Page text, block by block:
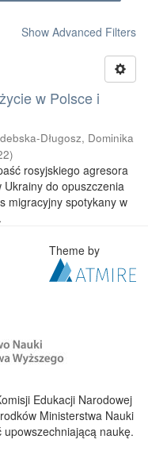
Show Advanced Filters
w Polsce i
Długosz, Dominika
)
rosyjskiego agresora
Ukrainy do opuszczenia
migracyjny spotykany w
Theme by
Edukacji Narodowej
Ministerstwa Nauki
upowszechniającą naukę.